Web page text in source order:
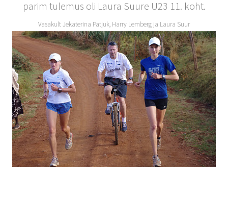
parim tulemus oli Laura Suure U23 11. koht.
Vasakult Jekaterina Patjuk, Harry Lemberg ja Laura Suur